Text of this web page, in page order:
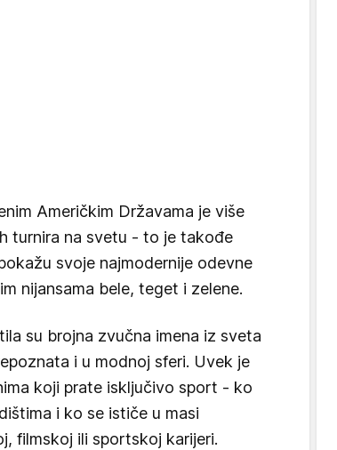
Američkim Državama je više
turnira na svetu - to je takođe
svoje najmodernije odevne
nijansama bele, teget i zelene.
su brojna zvučna imena iz sveta
i u modnoj sferi. Uvek je
koji prate isključivo sport - ko
i ko se ističe u masi
filmskoj ili sportskoj karijeri.